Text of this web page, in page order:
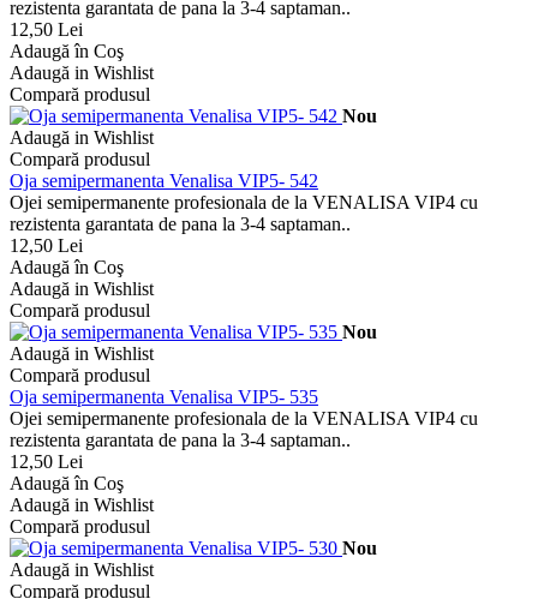
rezistenta garantata de pana la 3-4 saptaman..
12,50 Lei
Adaugă în Coş
Adaugă in Wishlist
Compară produsul
Nou
Adaugă in Wishlist
Compară produsul
Oja semipermanenta Venalisa VIP5- 542
Ojei semipermanente profesionala de la VENALISA VIP4 cu
rezistenta garantata de pana la 3-4 saptaman..
12,50 Lei
Adaugă în Coş
Adaugă in Wishlist
Compară produsul
Nou
Adaugă in Wishlist
Compară produsul
Oja semipermanenta Venalisa VIP5- 535
Ojei semipermanente profesionala de la VENALISA VIP4 cu
rezistenta garantata de pana la 3-4 saptaman..
12,50 Lei
Adaugă în Coş
Adaugă in Wishlist
Compară produsul
Nou
Adaugă in Wishlist
Compară produsul